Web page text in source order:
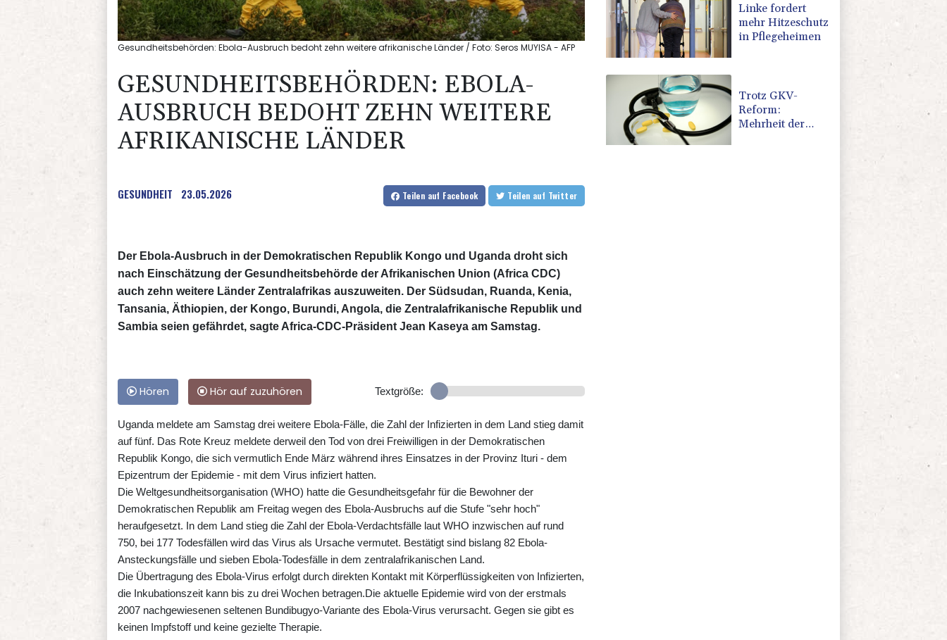
Gesundheitsbehörden: Ebola-Ausbruch bedoht zehn weitere afrikanische Länder / Foto: Seros MUYISA - AFP
GESUNDHEITSBEHÖRDEN: EBOLA-
AUSBRUCH BEDOHT ZEHN WEITERE
AFRIKANISCHE LÄNDER
GESUNDHEIT 23.05.2026 Teilen auf Facebook Teilen auf Twitter
Der Ebola-Ausbruch in der Demokratischen Republik Kongo und Uganda droht sich
nach Einschätzung der Gesundheitsbehörde der Afrikanischen Union (Africa CDC)
auch zehn weitere Länder Zentralafrikas auszuweiten. Der Südsudan, Ruanda, Kenia,
Tansania, Äthiopien, der Kongo, Burundi, Angola, die Zentralafrikanische Republik und
Sambia seien gefährdet, sagte Africa-CDC-Präsident Jean Kaseya am Samstag.
Hören Hör auf zuzuhören Textgröße:
Uganda meldete am Samstag drei weitere Ebola-Fälle, die Zahl der Infizierten in dem Land stieg damit
auf fünf. Das Rote Kreuz meldete derweil den Tod von drei Freiwilligen in der Demokratischen
Republik Kongo, die sich vermutlich Ende März während ihres Einsatzes in der Provinz Ituri - dem
Epizentrum der Epidemie - mit dem Virus infiziert hatten.
Die Weltgesundheitsorganisation (WHO) hatte die Gesundheitsgefahr für die Bewohner der
Demokratischen Republik am Freitag wegen des Ebola-Ausbruchs auf die Stufe "sehr hoch"
heraufgesetzt. In dem Land stieg die Zahl der Ebola-Verdachtsfälle laut WHO inzwischen auf rund
750, bei 177 Todesfällen wird das Virus als Ursache vermutet. Bestätigt sind bislang 82 Ebola-
Ansteckungsfälle und sieben Ebola-Todesfälle in dem zentralafrikanischen Land.
Die Übertragung des Ebola-Virus erfolgt durch direkten Kontakt mit Körperflüssigkeiten von Infizierten,
die Inkubationszeit kann bis zu drei Wochen betragen.Die aktuelle Epidemie wird von der erstmals
2007 nachgewiesenen seltenen Bundibugyo-Variante des Ebola-Virus verursacht. Gegen sie gibt es
keinen Impfstoff und keine gezielte Therapie.
Linke fordert
mehr Hitzeschutz
in Pflegeheimen
Trotz GKV-
Reform:
Mehrheit der